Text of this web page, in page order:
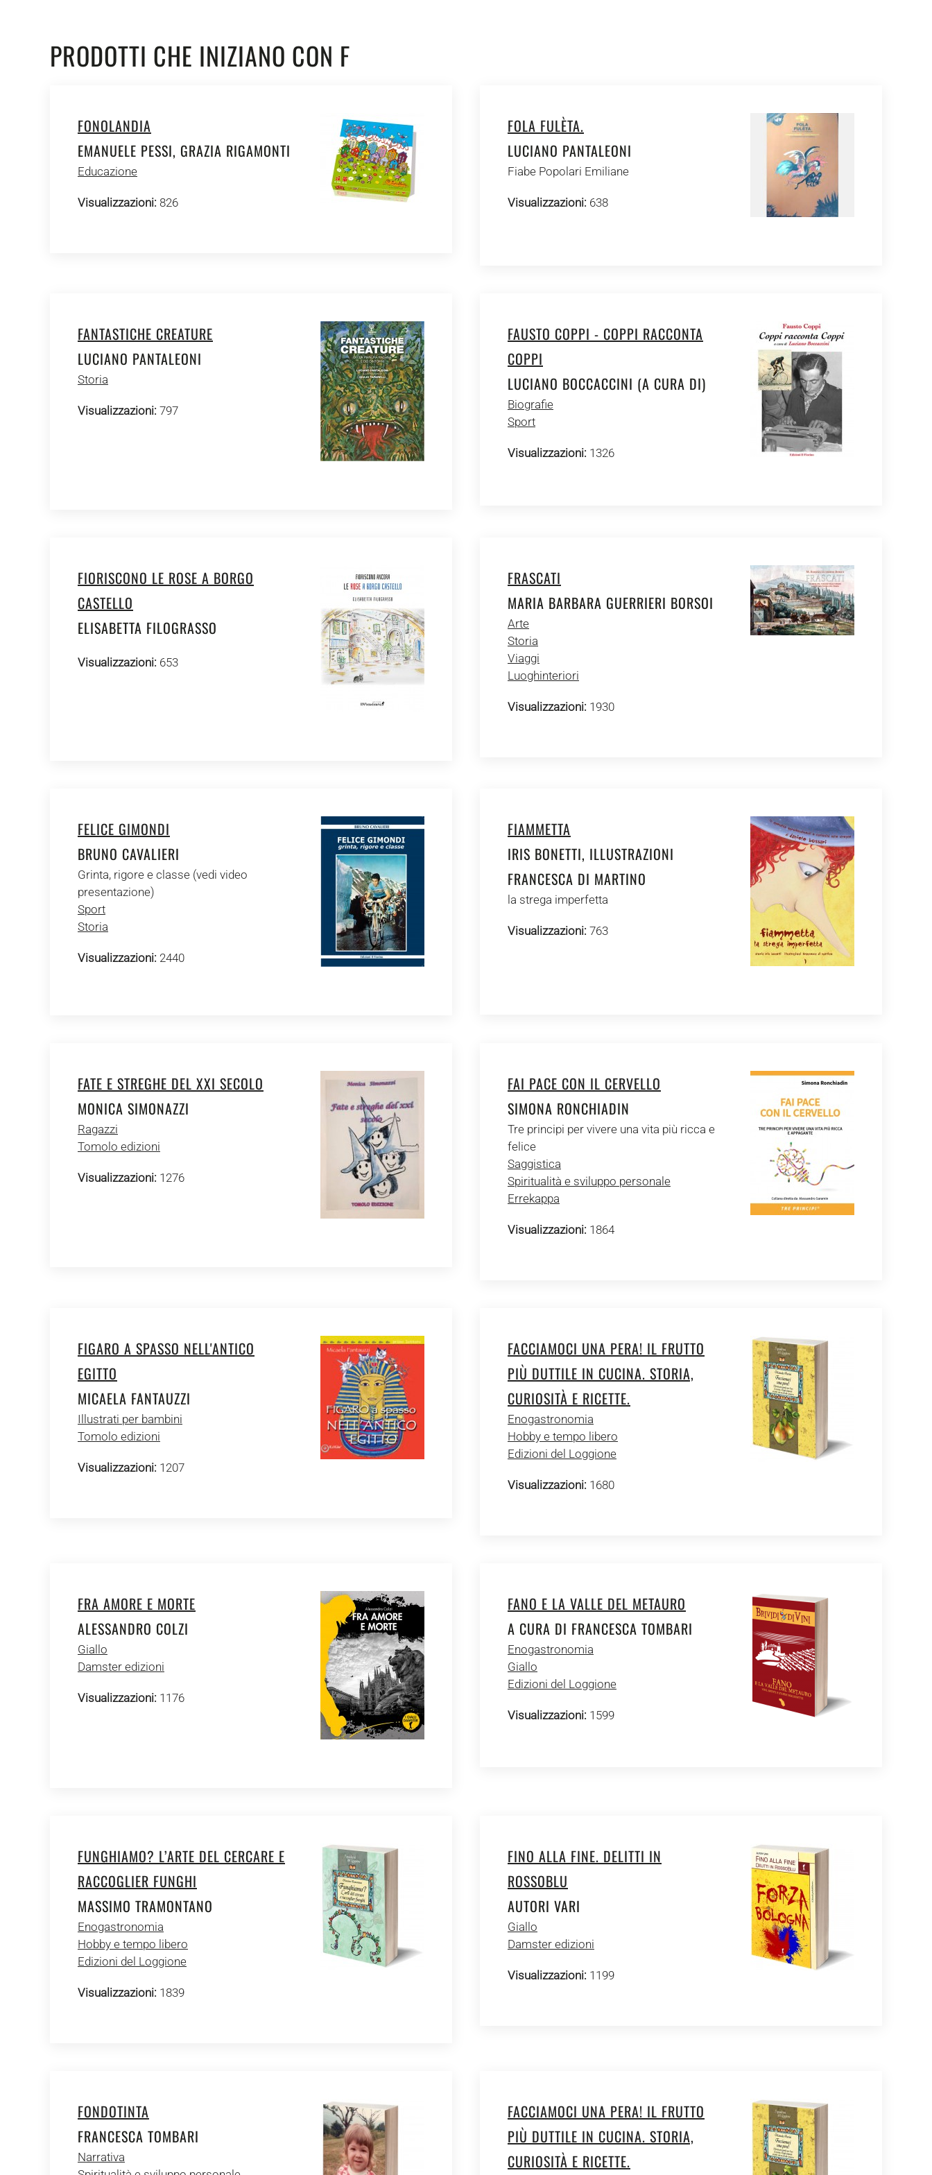
PRODOTTI CHE INIZIANO CON F
FONOLANDIA
EMANUELE PESSI, GRAZIA RIGAMONTI
Educazione
Visualizzazioni: 826
FOLA FULÈTA.
LUCIANO PANTALEONI
Fiabe Popolari Emiliane
Visualizzazioni: 638
FANTASTICHE CREATURE
LUCIANO PANTALEONI
Storia
Visualizzazioni: 797
FAUSTO COPPI - COPPI RACCONTA
COPPI
LUCIANO BOCCACCINI (A CURA DI)
Biografie
Sport
Visualizzazioni: 1326
FIORISCONO LE ROSE A BORGO
CASTELLO
ELISABETTA FILOGRASSO
Visualizzazioni: 653
FRASCATI
MARIA BARBARA GUERRIERI BORSOI
Arte
Storia
Viaggi
Luoghinteriori
Visualizzazioni: 1930
FELICE GIMONDI
BRUNO CAVALIERI
Grinta, rigore e classe (vedi video
presentazione)
Sport
Storia
Visualizzazioni: 2440
FIAMMETTA
IRIS BONETTI, ILLUSTRAZIONI
FRANCESCA DI MARTINO
la strega imperfetta
Visualizzazioni: 763
FATE E STREGHE DEL XXI SECOLO
MONICA SIMONAZZI
Ragazzi
Tomolo edizioni
Visualizzazioni: 1276
FAI PACE CON IL CERVELLO
SIMONA RONCHIADIN
Tre principi per vivere una vita più ricca e
felice
Saggistica
Spiritualità e sviluppo personale
Errekappa
Visualizzazioni: 1864
FIGARO A SPASSO NELL'ANTICO
EGITTO
MICAELA FANTAUZZI
Illustrati per bambini
Tomolo edizioni
Visualizzazioni: 1207
FACCIAMOCI UNA PERA! IL FRUTTO
PIÙ DUTTILE IN CUCINA. STORIA,
CURIOSITÀ E RICETTE.
Enogastronomia
Hobby e tempo libero
Edizioni del Loggione
Visualizzazioni: 1680
FRA AMORE E MORTE
ALESSANDRO COLZI
Giallo
Damster edizioni
Visualizzazioni: 1176
FANO E LA VALLE DEL METAURO
A CURA DI FRANCESCA TOMBARI
Enogastronomia
Giallo
Edizioni del Loggione
Visualizzazioni: 1599
FUNGHIAMO? L’ARTE DEL CERCARE E
RACCOGLIER FUNGHI
MASSIMO TRAMONTANO
Enogastronomia
Hobby e tempo libero
Edizioni del Loggione
Visualizzazioni: 1839
FINO ALLA FINE. DELITTI IN
ROSSOBLU
AUTORI VARI
Giallo
Damster edizioni
Visualizzazioni: 1199
FONDOTINTA
FRANCESCA TOMBARI
Narrativa
FACCIAMOCI UNA PERA! IL FRUTTO
PIÙ DUTTILE IN CUCINA. STORIA,
CURIOSITÀ E RICETTE.